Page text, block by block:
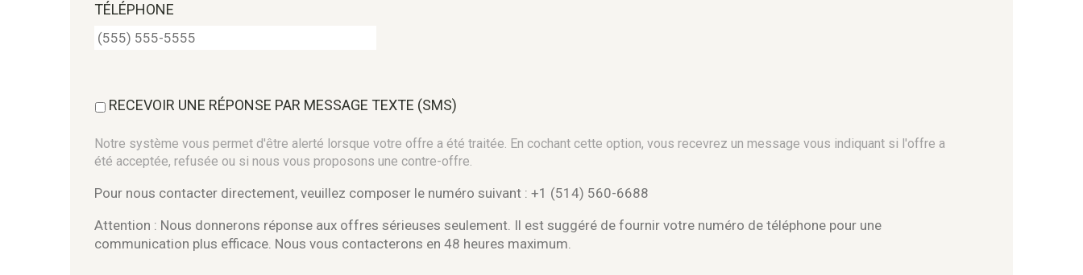
TÉLÉPHONE
RECEVOIR UNE RÉPONSE PAR MESSAGE TEXTE (SMS)
Notre système vous permet d'être alerté lorsque votre offre a été traitée. En cochant cette option, vous recevrez un message vous indiquant si l'offre a
été acceptée, refusée ou si nous vous proposons une contre-offre.
Pour nous contacter directement, veuillez composer le numéro suivant : +1 (514) 560-6688
Attention : Nous donnerons réponse aux offres sérieuses seulement. Il est suggéré de fournir votre numéro de téléphone pour une
communication plus efficace. Nous vous contacterons en 48 heures maximum.